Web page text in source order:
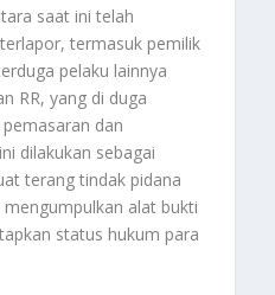
saat ini telah
termasuk pemilik
pelaku lainnya
RR, yang di duga
dan
dilakukan sebagai
terang tindak pidana
alat bukti
status hukum para